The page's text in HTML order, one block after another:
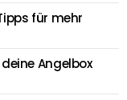
für mehr
Angelbox